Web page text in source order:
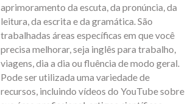
aprimoramento da escuta, da pronúncia, da
leitura, da escrita e da gramática. São
trabalhadas áreas específicas em que você
precisa melhorar, seja inglês para trabalho,
viagens, dia a dia ou fluência de modo geral.
Pode ser utilizada uma variedade de
recursos, incluindo vídeos do YouTube sobre